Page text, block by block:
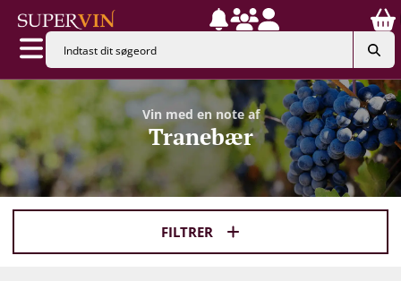
Vin med en note af
Tranebær
FILTRER